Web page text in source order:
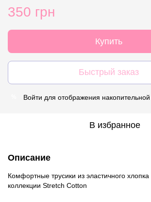
350 грн
Купить
Быстрый заказ
Войти для отображения накопительной
В избранное
Описание
Комфортные трусики из эластичного
коллекции Stretch Cotton